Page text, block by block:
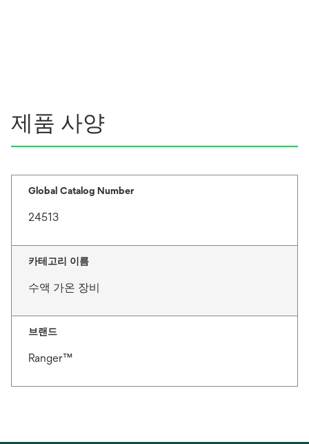
제품 사양
Global Catalog Number
24513
카테고리 이름
수액 가온 장비
브랜드
Ranger™